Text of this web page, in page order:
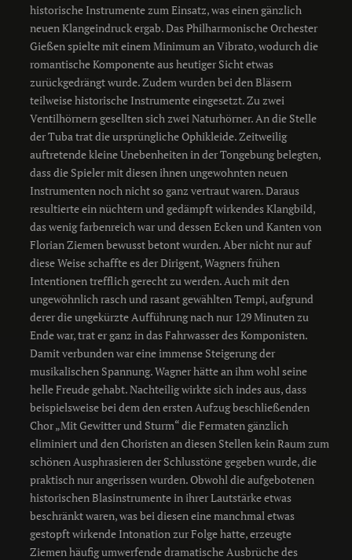
historische Instrumente zum Einsatz, was einen gänzlich
neuen Klangeindruck ergab. Das Philharmonische Orchester
Gießen spielte mit einem Minimum an Vibrato, wodurch die
romantische Komponente aus heutiger Sicht etwas
zurückgedrängt wurde. Zudem wurden bei den Bläsern
teilweise historische Instrumente eingesetzt. Zu zwei
Ventilhörnern gesellten sich zwei Naturhörner. An die Stelle
der Tuba trat die ursprüngliche Ophikleide. Zeitweilig
auftretende kleine Unebenheiten in der Tongebung belegten,
dass die Spieler mit diesen ihnen ungewohnten neuen
Instrumenten noch nicht so ganz vertraut waren. Daraus
resultierte ein nüchtern und gedämpft wirkendes Klangbild,
das wenig farbenreich war und dessen Ecken und Kanten von
Florian Ziemen bewusst betont wurden. Aber nicht nur auf
diese Weise schaffte es der Dirigent, Wagners frühen
Intentionen trefflich gerecht zu werden. Auch mit den
ungewöhnlich rasch und rasant gewählten Tempi, aufgrund
derer die ungekürzte Aufführung nach nur 129 Minuten zu
Ende war, trat er ganz in das Fahrwasser des Komponisten.
Damit verbunden war eine immense Steigerung der
musikalischen Spannung. Wagner hätte an ihm wohl seine
helle Freude gehabt. Nachteilig wirkte sich indes aus, dass
beispielsweise bei dem den ersten Aufzug beschließenden
Chor „Mit Gewitter und Sturm“ die Fermaten gänzlich
eliminiert und den Choristen an diesen Stellen kein Raum zum
schönen Ausphrasieren der Schlusstöne gegeben wurde, die
praktisch nur angerissen wurden. Obwohl die aufgebotenen
historischen Blasinstrumente in ihrer Lautstärke etwas
beschränkt waren, was bei diesen eine manchmal etwas
gestopft wirkende Intonation zur Folge hatte, erzeugte
Ziemen häufig umwerfende dramatische Ausbrüche des